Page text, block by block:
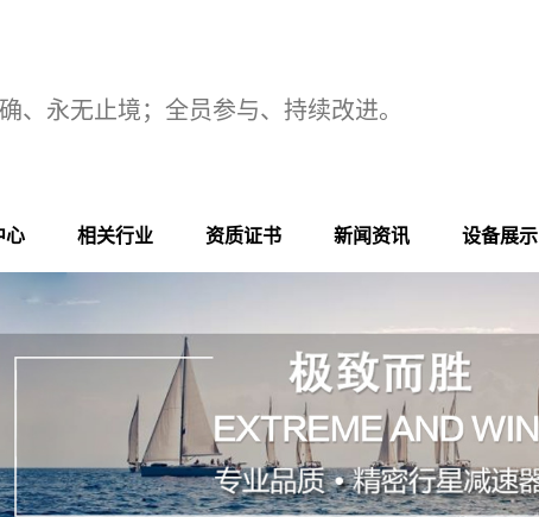
、永无止境；全员参与、持续改进。
心 相关行业 资质证书 新闻资讯 设备展示